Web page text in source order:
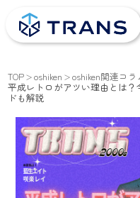
TOP oshiken oshiken関連コラ
平成レトロがアツい理由とは？
ドも解説